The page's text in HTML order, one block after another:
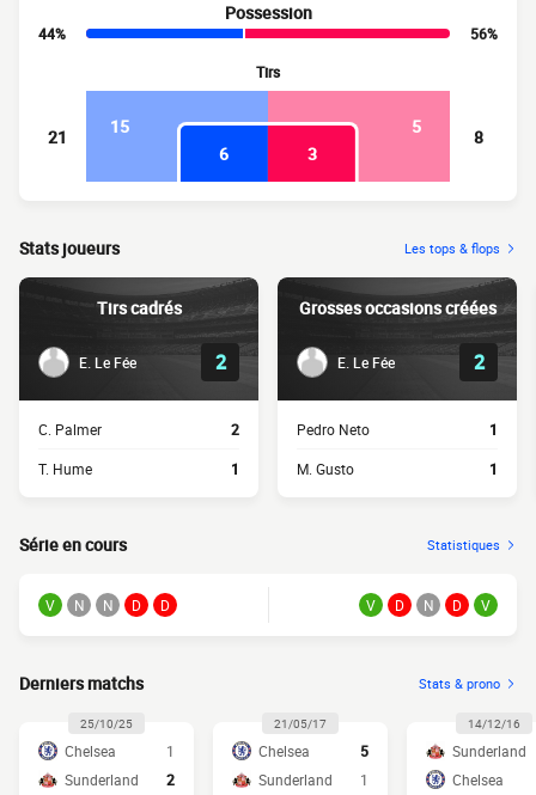
Possession
44%
56%
Tirs
21 15
5
6
3
8
Stats joueurs Les tops & flops
Tirs cadrés
E. Le Fée 2
C. Palmer 2
T. Hume 1
Grosses occasions créées
E. Le Fée 2
Pedro Neto 1
M. Gusto 1
Série en cours Statistiques
V N N D D V D N D V
Derniers matchs Stats & prono
25/10/25
Chelsea
1
Sunderland
2
21/05/17
Chelsea
5
Sunderland
1
14/12/16
Sunderland
Chelsea